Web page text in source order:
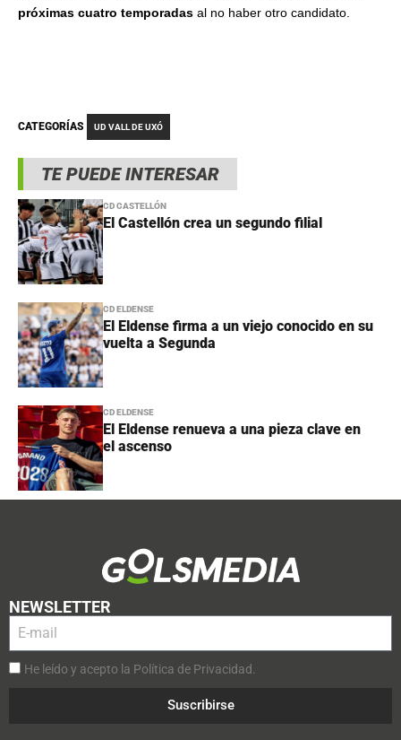
TE PUEDE INTERESAR
CD CASTELLÓN
El Castellón crea un segundo filial
CD ELDENSE
El Eldense firma a un viejo conocido en su
vuelta a Segunda
CD ELDENSE
El Eldense renueva a una pieza clave en
el ascenso
próximas cuatro temporadas al no haber otro candidato.
CATEGORÍAS UD VALL DE UXÓ
NEWSLETTER
He leído y acepto la Política de Privacidad.
Suscribirse